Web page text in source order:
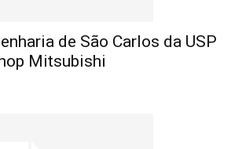
de São Carlos da USP
Mitsubishi